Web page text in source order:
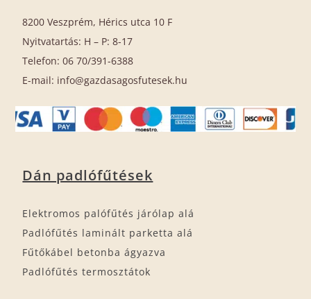
8200 Veszprém, Hérics utca 10 F
Nyitvatartás: H – P: 8-17
Telefon: 06 70/391-6388
E-mail: info@gazdasagosfutesek.hu
Dán padlófűtések
Elektromos palófűtés járólap alá
Padlófűtés laminált parketta alá
Fűtőkábel betonba ágyazva
Padlófűtés termosztátok